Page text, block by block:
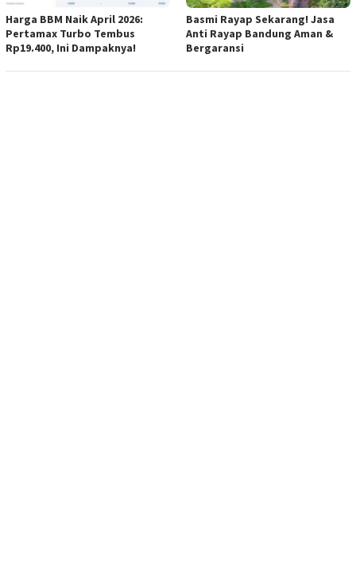
Harga BBM Naik April 2026:
Pertamax Turbo Tembus
Rp19.400, Ini Dampaknya!
Basmi Rayap Sekarang! Jasa
Anti Rayap Bandung Aman &
Bergaransi